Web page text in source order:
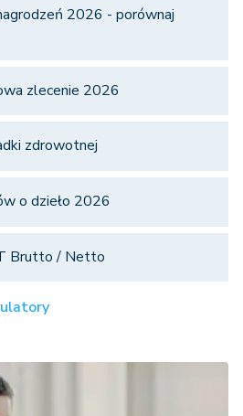
2026 - porównaj
zlecenie 2026
zdrowotnej
o dzieło 2026
Brutto / Netto